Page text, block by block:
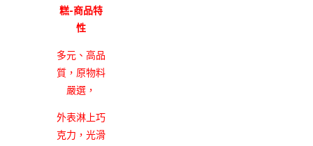
糕-商品特
性
多元、高品
質，原物料
嚴選，
外表淋上巧
克力，光滑